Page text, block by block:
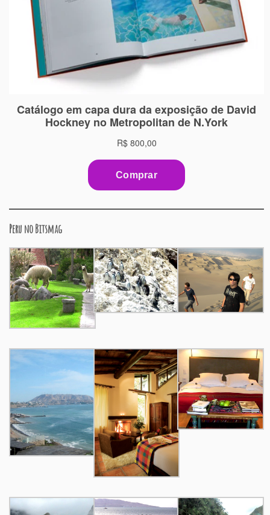
Peru no Bitsmag